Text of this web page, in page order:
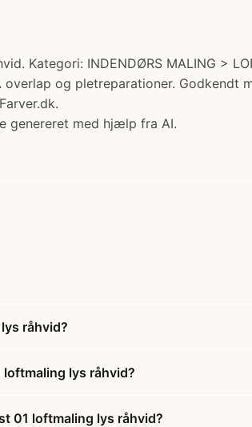
Kategori: INDENDØRS MALING >
og pletreparationer. Godkendt
genereret med hjælp fra AI.
råhvid?
lys råhvid?
01 loftmaling lys råhvid?